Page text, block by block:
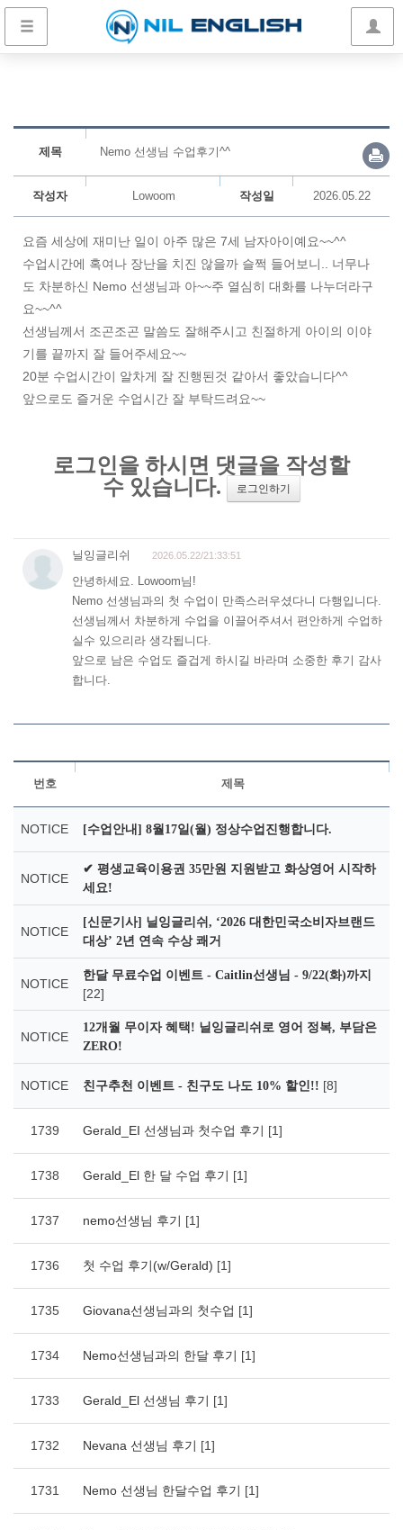
제목 Nemo 선생님 수업후기^^
작성자 Lowoom 작성일 2026.05.22
요즘 세상에 재미난 일이 아주 많은 7세 남자아이예요~~^^
수업시간에 혹여나 장난을 치진 않을까 슬쩍 들어보니.. 너무나
도 차분하신 Nemo 선생님과 아~~주 열심히 대화를 나누더라구
요~~^^
선생님께서 조곤조곤 말씀도 잘해주시고 친절하게 아이의 이야
기를 끝까지 잘 들어주세요~~
20분 수업시간이 알차게 잘 진행된것 같아서 좋았습니다^^
앞으로도 즐거운 수업시간 잘 부탁드려요~~